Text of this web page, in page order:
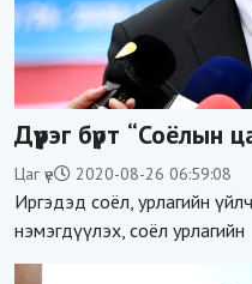
Дүүрэг бүрт “Соёлын
Цаг үе 2020-08-26 06:59:08
Иргэдэд соёл, урлагийн
нэмэгдүүлэх, соёл урлагийн